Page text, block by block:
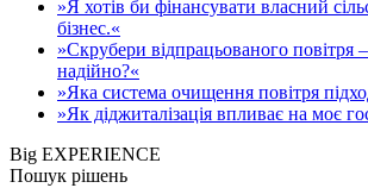
»Я хотів би фінансувати власний
бізнес.«
»Скрубери відпрацьованого повітря
надійно?«
»Яка система очищення повітря
»Як діджиталізація впливає на моє
Big EXPERIENCE
Пошук рішень